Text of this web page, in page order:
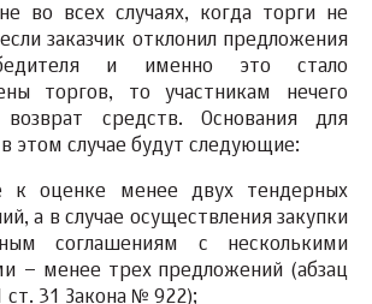
во всех случаях, когда торги не
заказчик отклонил предложения
и именно это стало
торгов, то участникам нечего
средств. Основания для
этом случае будут следующие:
к оценке менее двух тендерных
а в случае осуществления закупки
соглашениям с несколькими
– менее трех предложений (абзац
ст. 31 Закона № 922);